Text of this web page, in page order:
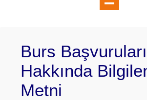
Burs Başvuruları
Hakkında
Metni